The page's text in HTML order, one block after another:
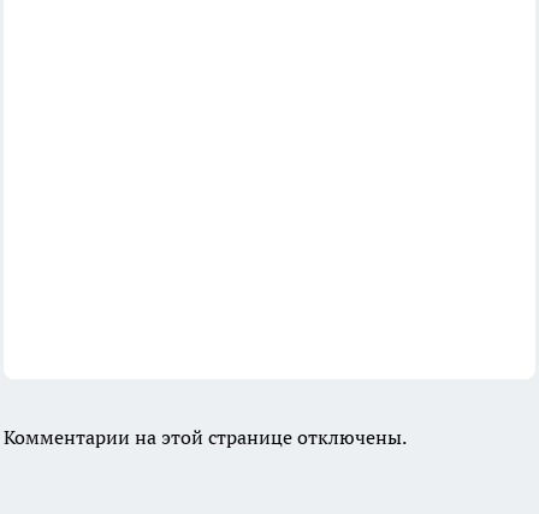
Комментарии на этой странице отключены.